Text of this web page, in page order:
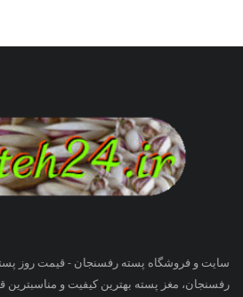
سایت و فروشگاه پسته رفسنجان - قیمت روز
رفسنجان، مغز پسته بهترین کیفیت و